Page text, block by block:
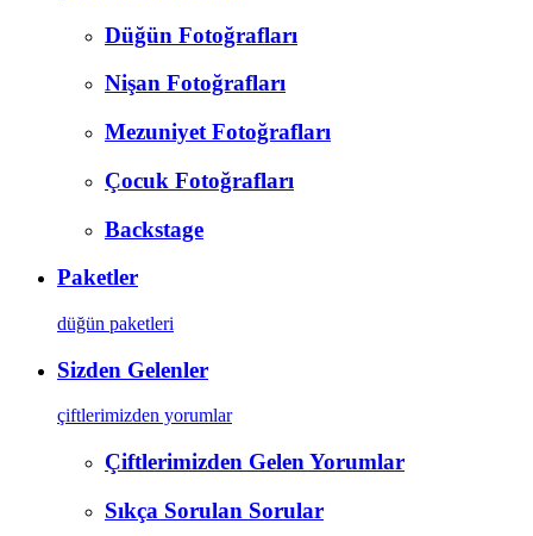
Düğün Fotoğrafları
Nişan Fotoğrafları
Mezuniyet Fotoğrafları
Çocuk Fotoğrafları
Backstage
Paketler
düğün paketleri
Sizden Gelenler
çiftlerimizden yorumlar
Çiftlerimizden Gelen Yorumlar
Sıkça Sorulan Sorular